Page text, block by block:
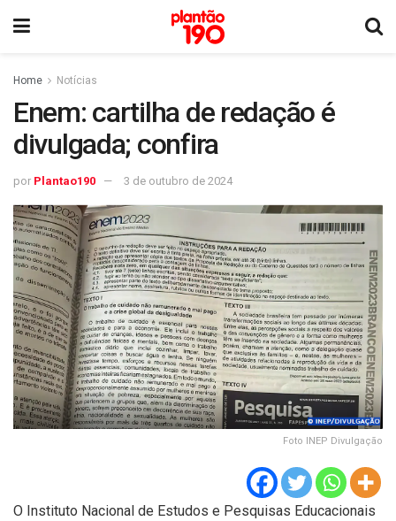
Home Notícias
Enem: cartilha de redação é
divulgada; confira
por Plantao190 3 de outubro de 2024
Foto INEP Divulgação
O Instituto Nacional de Estudos e Pesquisas Educacionais